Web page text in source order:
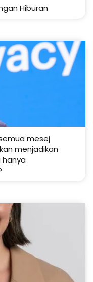
Hiburan
mesej
menjadikan